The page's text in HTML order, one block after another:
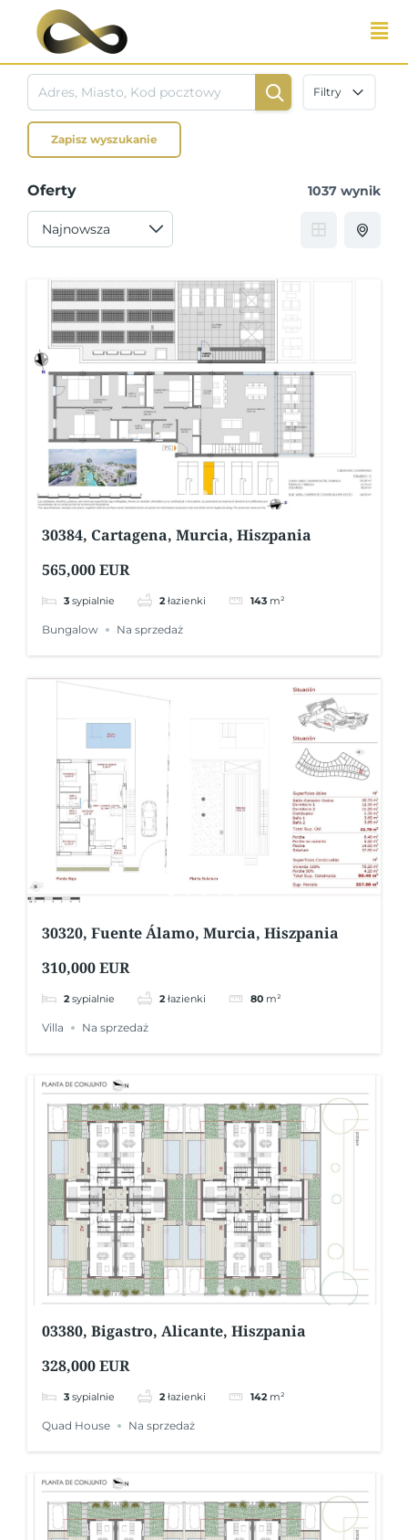
Przejdź
Filtry
Zapisz wyszukanie
Oferty 1037 wynik
30384, Cartagena, Murcia, Hiszpania
565,000 EUR
3 sypialnie 2 łazienki 143 m²
Bungalow Na sprzedaż
30320, Fuente Álamo, Murcia, Hiszpania
310,000 EUR
2 sypialnie 2 łazienki 80 m²
Villa Na sprzedaż
03380, Bigastro, Alicante, Hiszpania
328,000 EUR
3 sypialnie 2 łazienki 142 m²
Quad House Na sprzedaż